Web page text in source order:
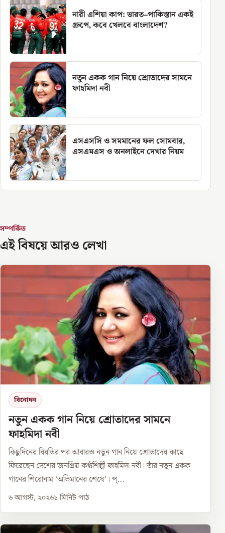
নারী এশিয়া কাপ: ভারত–পাকিস্তান একই
গ্রুপে, কবে খেলবে বাংলাদেশ?
নতুন একক গান নিয়ে শ্রোতাদের সামনে
ফাহমিদা নবী
এসএসসি ও সমমানের ফল সোমবার,
এসএমএস ও অনলাইনে দেখার নিয়ম
সম্পর্কিত
এই বিষয়ে আরও লেখা
বিনোদন
নতুন একক গান নিয়ে শ্রোতাদের সামনে
ফাহমিদা নবী
কিছুদিনের বিরতির পর আবারও নতুন গান নিয়ে শ্রোতাদের কাছে
ফিরেছেন দেশের জনপ্রিয় কণ্ঠশিল্পী ফাহমিদা নবী। তাঁর নতুন একক
গানের শিরোনাম ‘অভিমানের শেষে’। প্...
৬ আগস্ট, ২০২৬১ মিনিট পাঠ